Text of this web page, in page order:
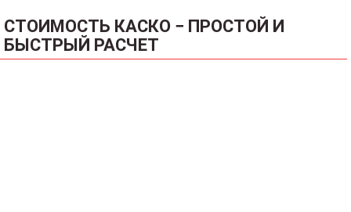
СТОИМОСТЬ КАСКО − ПРОСТОЙ И
БЫСТРЫЙ РАСЧЕТ